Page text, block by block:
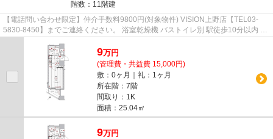
階数：11階建
【電話問い合わせ限定】仲介手数料9800円(対象物件) VISION上野店【TEL03-
5830-8450】までご連絡ください。 浴室乾燥機 バストイレ別 駅徒歩10分以内 キ
ャンペーン システムキッチン
9万円
(管理費・共益費 15,000円)
敷：0ヶ月｜礼：1ヶ月
所在階：7階
間取り：1K
面積：25.04㎡
9万円